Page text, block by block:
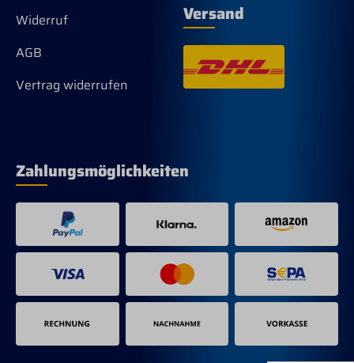
Widerruf
AGB
Vertrag widerrufen
Versand
Zahlungsmöglichkeiten